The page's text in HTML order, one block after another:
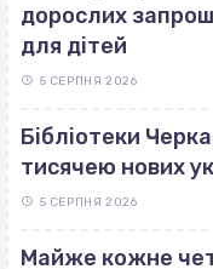
дорослих
для дітей
5 СЕРПНЯ 2026
Бібліотеки
тисячею нових
5 СЕРПНЯ 2026
Майже кожне